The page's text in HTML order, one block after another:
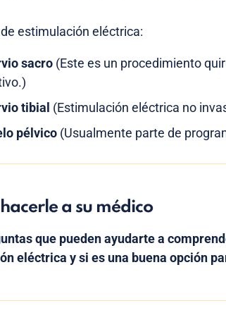
estimulación eléctrica:
sacro (Este es un procedimiento
tibial (Estimulación eléctrica no
pélvico (Usualmente parte de
a su médico
que pueden ayudarte a
eléctrica y si es una buena opción